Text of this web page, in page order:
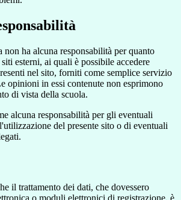
non ha alcuna responsabilità per quanto
esterni, ai quali è possibile accedere
nel sito, forniti come semplice servizio
opinioni in essi contenute non esprimono
di vista della scuola.
alcuna responsabilità per gli eventuali
del presente sito o di eventuali
il trattamento dei dati, che dovessero